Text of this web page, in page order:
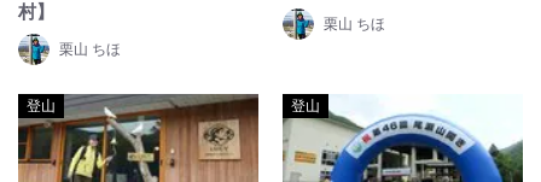
村】
栗山 ちほ
栗山 ちほ
登山 登山